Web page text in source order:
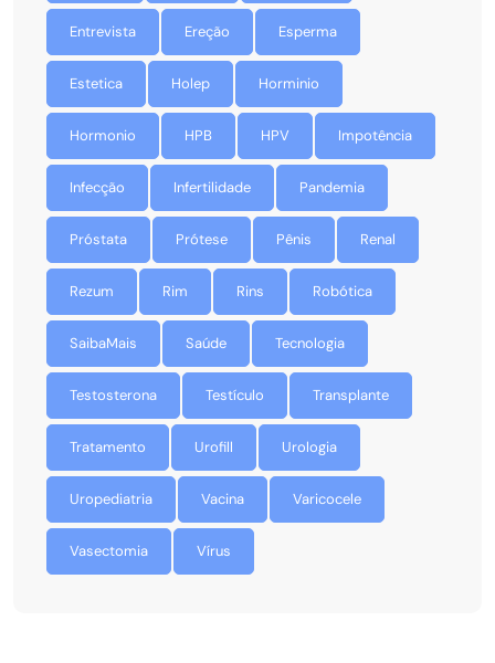
Entrevista Ereção Esperma
Estetica Holep Horminio
Hormonio HPB HPV Impotência
Infecção Infertilidade Pandemia
Próstata Prótese Pênis Renal
Rezum Rim Rins Robótica
SaibaMais Saúde Tecnologia
Testosterona Testículo Transplante
Tratamento Urofill Urologia
Uropediatria Vacina Varicocele
Vasectomia Vírus